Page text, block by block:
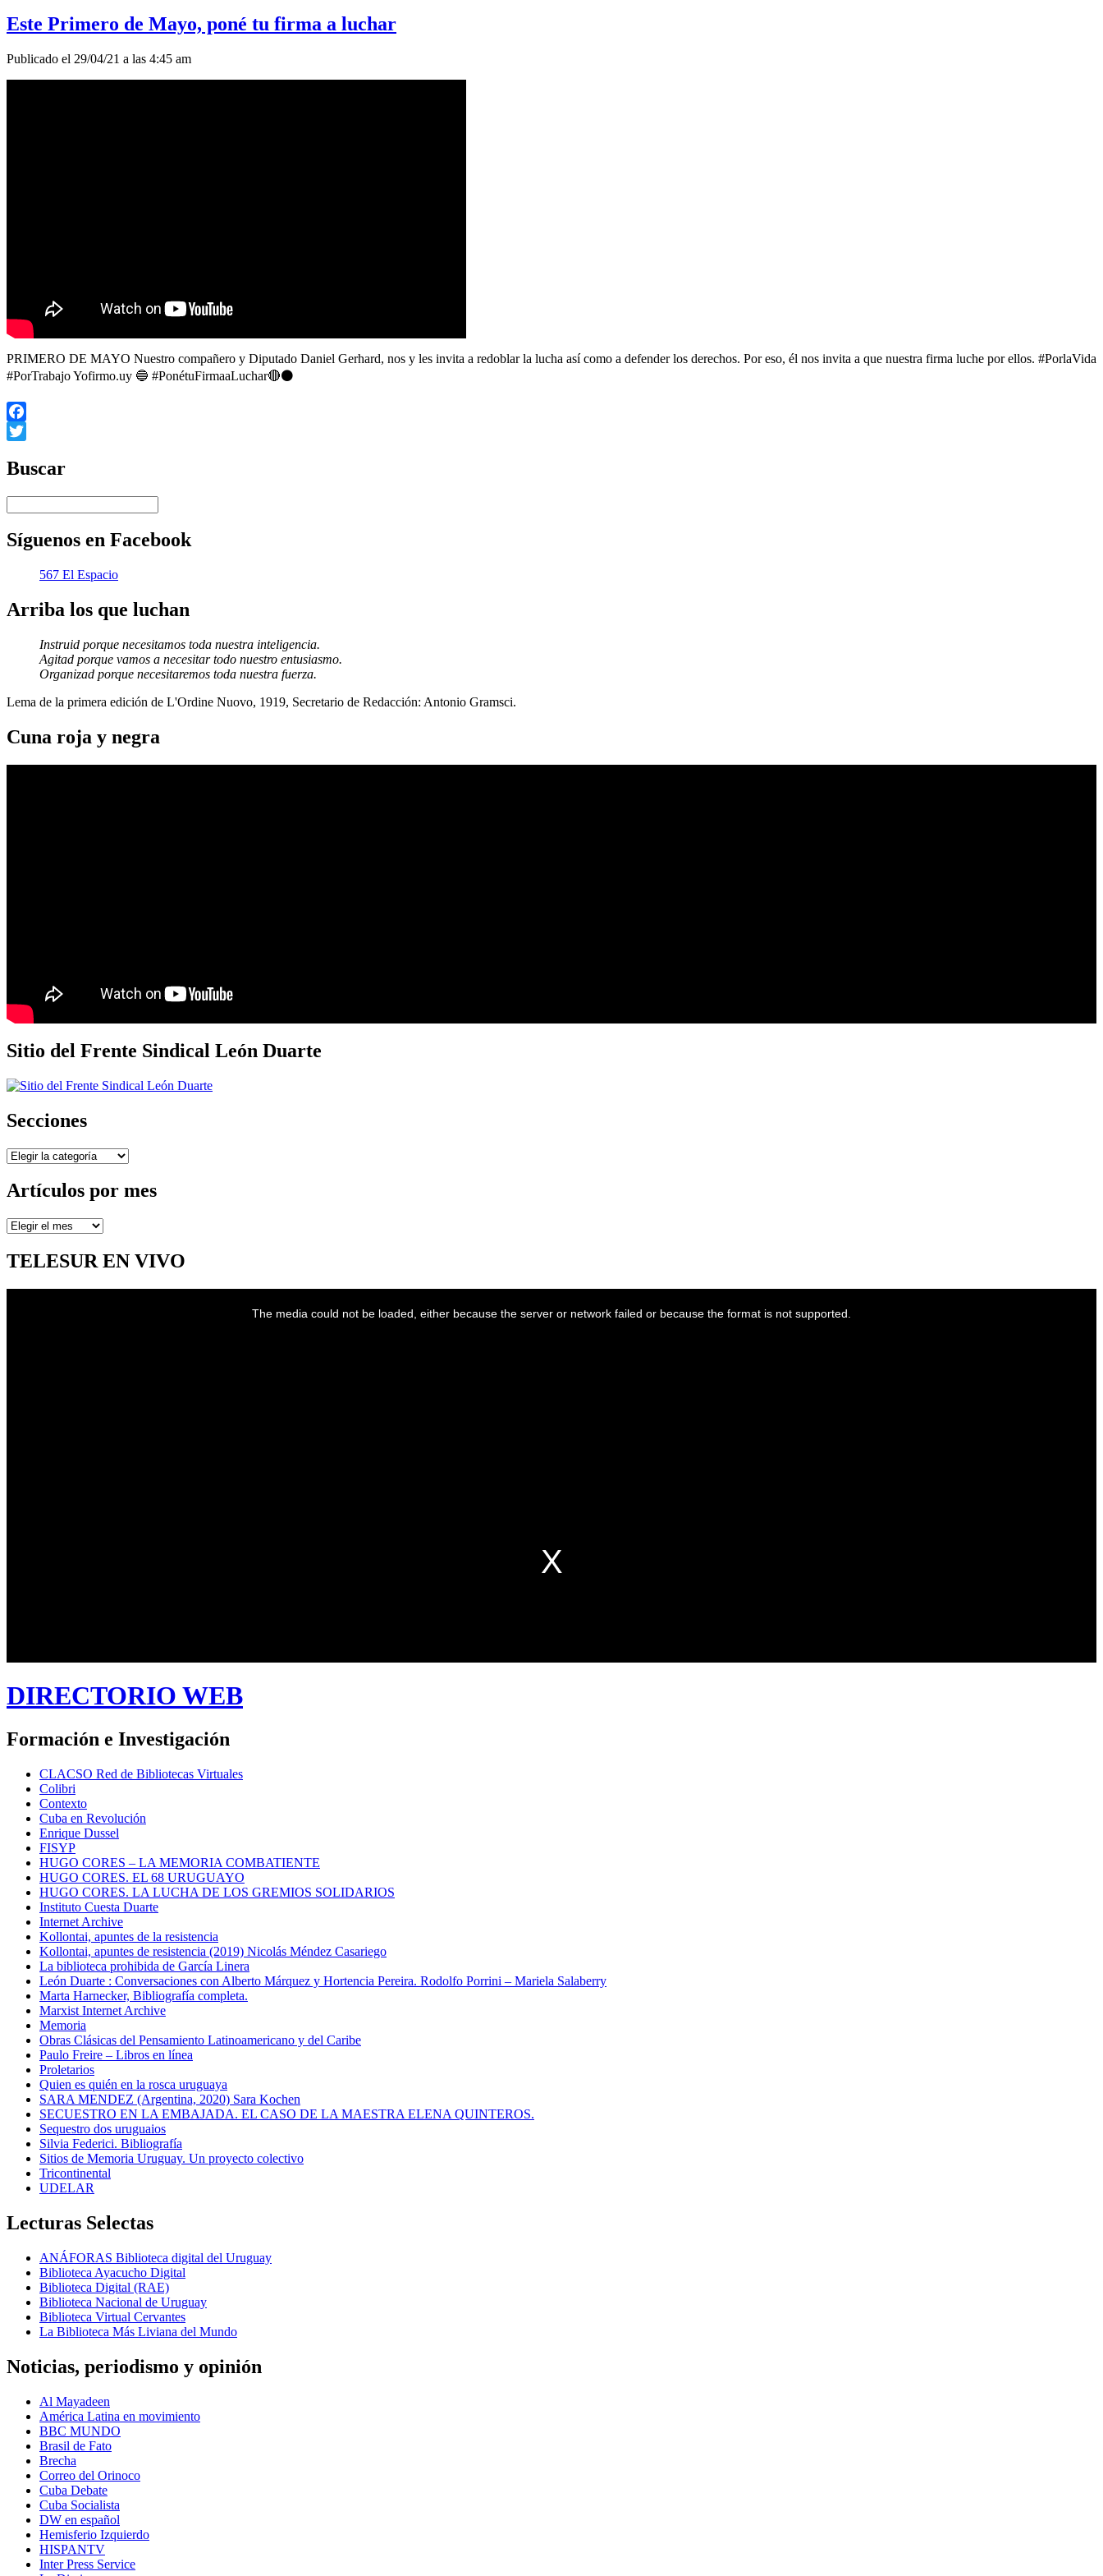
Este Primero de Mayo, poné tu firma a luchar
Publicado el 29/04/21 a las 4:45 am
PRIMERO DE MAYO Nuestro compañero y Diputado Daniel Gerhard, nos y les invita a redoblar la lucha así como a defender los derechos. Por eso, él nos invita a que nuestra firma luche por ellos. #PorlaVida
#PorTrabajo Yofirmo.uy 🔵 #PonétuFirmaaLuchar🔴⚫
Facebook
Buscar
Síguenos en Facebook
567 El Espacio
Arriba los que luchan
Instruid porque necesitamos toda nuestra inteligencia.
Agitad porque vamos a necesitar todo nuestro entusiasmo.
Organizad porque necesitaremos toda nuestra fuerza.
Lema de la primera edición de L'Ordine Nuovo, 1919, Secretario de Redacción: Antonio Gramsci.
Cuna roja y negra
Sitio del Frente Sindical León Duarte
Secciones
Secciones
Artículos por mes
Artículos
mes
TELESUR EN VIVO
DIRECTORIO WEB
Formación e Investigación
CLACSO Red de Bibliotecas Virtuales
Colibri
Contexto
Cuba en Revolución
Enrique Dussel
FISYP
HUGO CORES – LA MEMORIA COMBATIENTE
HUGO CORES. EL 68 URUGUAYO
HUGO CORES. LA LUCHA DE LOS GREMIOS SOLIDARIOS
Instituto Cuesta Duarte
Internet Archive
Kollontai, apuntes de la resistencia
Kollontai, apuntes de resistencia (2019) Nicolás Méndez Casariego
La biblioteca prohibida de García Linera
León Duarte : Conversaciones con Alberto Márquez y Hortencia Pereira. Rodolfo Porrini – Mariela Salaberry
Marta Harnecker, Bibliografía completa.
Marxist Internet Archive
Memoria
Obras Clásicas del Pensamiento Latinoamericano y del Caribe
Paulo Freire – Libros en línea
Proletarios
Quien es quién en la rosca uruguaya
SARA MENDEZ (Argentina, 2020) Sara Kochen
SECUESTRO EN LA EMBAJADA. EL CASO DE LA MAESTRA ELENA QUINTEROS.
Sequestro dos uruguaios
Silvia Federici. Bibliografía
Sitios de Memoria Uruguay. Un proyecto colectivo
Tricontinental
UDELAR
Lecturas Selectas
ANÁFORAS Biblioteca digital del Uruguay
Biblioteca Ayacucho Digital
Biblioteca Digital (RAE)
Biblioteca Nacional de Uruguay
Biblioteca Virtual Cervantes
La Biblioteca Más Liviana del Mundo
Noticias, periodismo y opinión
Al Mayadeen
América Latina en movimiento
BBC MUNDO
Brasil de Fato
Brecha
Correo del Orinoco
Cuba Debate
Cuba Socialista
DW en español
Hemisferio Izquierdo
HISPANTV
Inter Press Service